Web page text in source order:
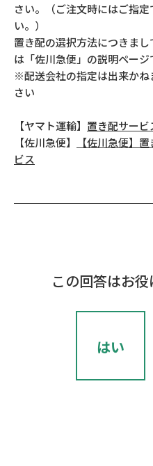
さい。（ご注文時にはご指
い。）
置き配の選択方法につきま
は「佐川急便」の説明ページ
※配送会社の指定は出来か
さい
【ヤマト運輸】 置き配サー
【佐川急便】
【佐川急便】
ビス
この回答はお
はい